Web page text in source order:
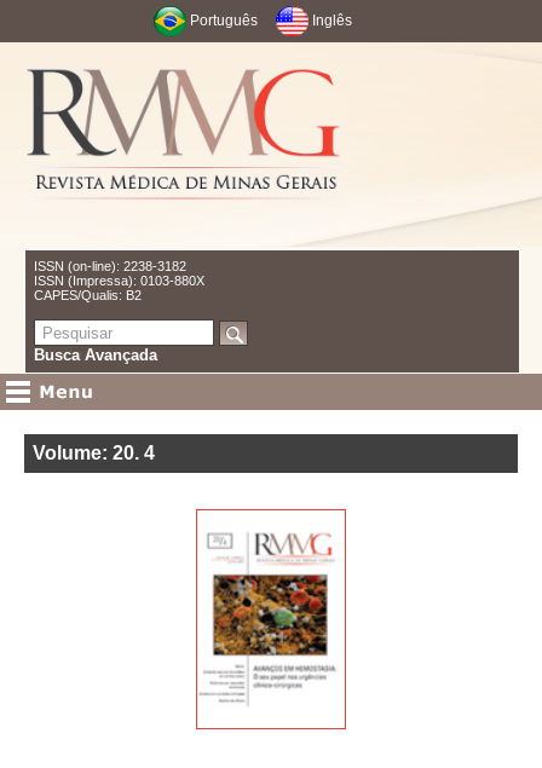
Português Inglês
ISSN (on-line): 2238-3182
ISSN (Impressa): 0103-880X
CAPES/Qualis: B2
Busca Avançada
Volume: 20. 4